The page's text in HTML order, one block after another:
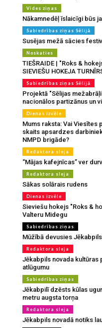
Vides ziņas
Nākamnedēļ īslaicīgi būs
Sabiedrības ziņas Sēlijā
Susējas mežā sācies
Noskaties
TIEŠRAIDE | "Roks &
SIEVIEŠU HOKEJA
Sabiedrības ziņas Sēlijā
Projektā "Sēlijas
nacionālos partizānus un
Dienas izvēle
Mums raksta: Vai Viesītes
skaits apsardzes
NMPD brigāde?
Redaktora sleja
“Mājas kafejnīcas” ver
Redaktora sleja
Sākas solārais rudens
Dienas izvēle
Sieviešu hokejs "Roks &
Valteru Midegu
Sabiedrības ziņas
Mūžībā devusies
Redaktora sleja
Jēkabpils novada kultūras
atlūgumu
Sabiedrības ziņas
Jēkabpilī dzēsts kūlas
metru augsta torņa
Redaktora sleja
Jēkabpils novadā notiks